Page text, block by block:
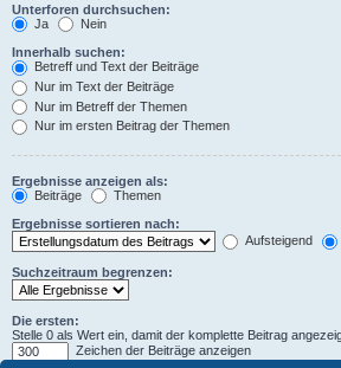
Unterforen durchsuchen:
Ja
Nein
Innerhalb suchen:
Betreff und Text der Beiträge
Nur im Text der Beiträge
Nur im Betreff der Themen
Nur im ersten Beitrag der Themen
Ergebnisse anzeigen als:
Beiträge
Themen
Ergebnisse sortieren nach:
Aufsteigend
Suchzeitraum begrenzen:
Die ersten:
Stelle 0 als Wert ein, damit der komplette Beitrag
Zeichen der Beiträge anzeigen